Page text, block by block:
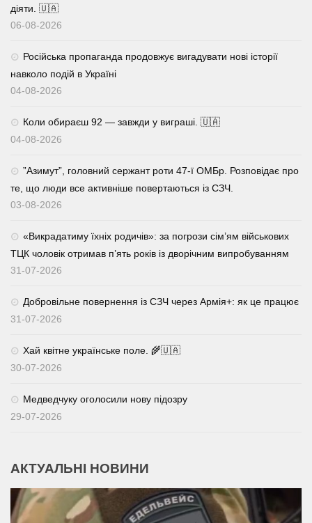
Шоу-біз
діяти. 🇺🇦
06-08-2026
Російська пропаганда продовжує вигадувати нові історії
навколо подій в Україні
04-08-2026
Коли обираєш 92 — завжди у виграші. 🇺🇦
04-08-2026
⁨”Азимут”, головний сержант роти 47-ї ОМБр. Розповідає про
те, що люди все активніше повертаються із СЗЧ.
03-08-2026
«Викрадатиму їхніх родичів»: за погрози сім’ям військових
ТЦК чоловік отримав п’ять років із дворічним випробуванням
31-07-2026
Добровільне повернення із СЗЧ через Армія+: як це працює
31-07-2026
Хай квітне українське поле. 🌾🇺🇦
30-07-2026
Медведчуку оголосили нову підозру
29-07-2026
АКТУАЛЬНІ НОВИНИ